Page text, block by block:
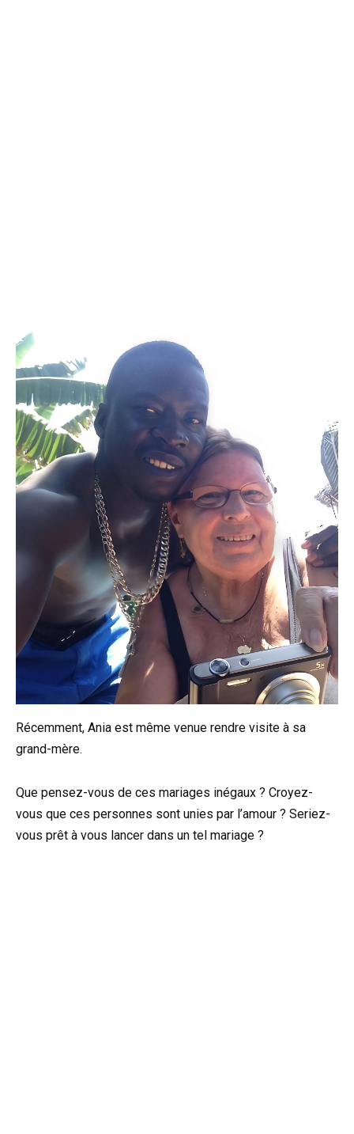
Récemment, Ania est même venue rendre visite à sa
grand-mère.
Que pensez-vous de ces mariages inégaux ? Croyez-
vous que ces personnes sont unies par l’amour ? Seriez-
vous prêt à vous lancer dans un tel mariage ?